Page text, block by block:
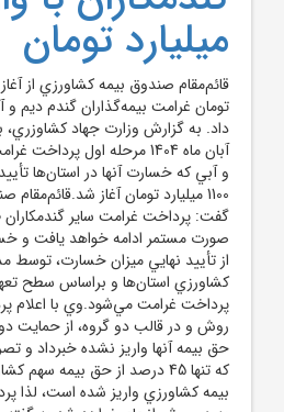
ميليارد تومان
تومان غرامت بيمه‌گذاران گندم ديم و
آبان ماه 1404 مرحله اول
و آبي که خسارت آنها در استان‌ها
1100 ميليارد تومان آغاز
گفت: پرداخت غرامت ساير گندمکاران
صورت مستمر ادامه خواهد يافت و
از تأييد نهايي ميزان خسارت،
کشاورزي استان‌ها و براساس سطح
پرداخت غرامت مي‌شود.وي با اعلام
روش و در قالب دو گروه، از حمايت
حق بيمه آنها واريز نشده خبرداد و
که تنها 45 درصد از حق بيمه
بيمه کشاورزي واريز شده است، لذا